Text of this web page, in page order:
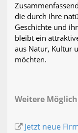
die durch ihre
Geschichte und
bleibt ein
aus Natur, Kultur
möchten.
Weitere
Jetzt neue